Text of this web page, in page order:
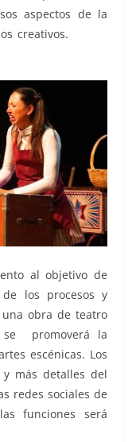
aspectos de la
creativos.
al objetivo de
los procesos y
obra de teatro
se promoverá la
escénicas. Los
más detalles del
redes sociales de
funciones será